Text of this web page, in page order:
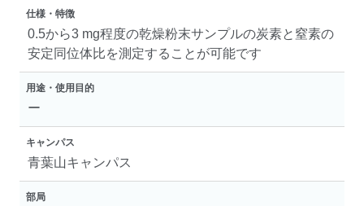
仕様・特徴
0.5から3 mg程度の乾燥粉末サンプルの炭素と窒素の
安定同位体比を測定することが可能です
用途・使用目的
ー
キャンパス
青葉山キャンパス
部局